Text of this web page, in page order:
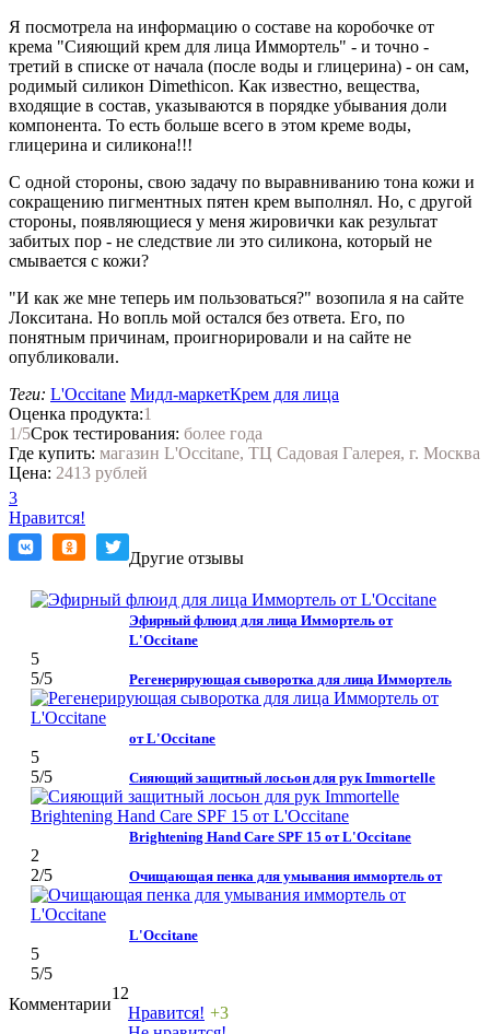
Я посмотрела на информацию о составе на коробочке от
крема "Сияющий крем для лица Иммортель" - и точно -
третий в списке от начала (после воды и глицерина) - он сам,
родимый силикон Dimethicon. Как известно, вещества,
входящие в состав, указываются в порядке убывания доли
компонента. То есть больше всего в этом креме воды,
глицерина и силикона!!!
С одной стороны, свою задачу по выравниванию тона кожи и
сокращению пигментных пятен крем выполнял. Но, с другой
стороны, появляющиеся у меня жировички как результат
забитых пор - не следствие ли это силикона, который не
смывается с кожи?
"И как же мне теперь им пользоваться?" возопила я на сайте
Локситана. Но вопль мой остался без ответа. Его, по
понятным причинам, проигнорировали и на сайте не
опубликовали.
Теги: L'Occitane Мидл-маркетКрем для лица
Оценка продукта:1
1/5Срок тестирования: более года
Где купить: магазин L'Occitane, ТЦ Садовая Галерея, г. Москва
Цена: 2413 рублей
3
Нравится!
Другие отзывы
Эфирный флюид для лица Иммортель от
L'Occitane
5
5/5 Регенерирующая сыворотка для лица Иммортель
от L'Occitane
5
5/5 Сияющий защитный лосьон для рук Immortelle
Brightening Hand Care SPF 15 от L'Occitane
2
2/5 Очищающая пенка для умывания иммортель от
L'Occitane
5
5/5
Комментарии
12
Нравится! +3